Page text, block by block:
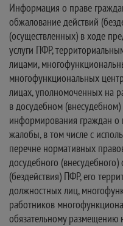
Информация о праве
обжалование действий
(осуществленных) в ходе
услуги ПФР,
лицами,
многофункциональных
лицах, уполномоченных на
в досудебном
информирования граждан о
жалобы, в том числе с
перечне нормативных
досудебного
(бездействия) ПФР, его
должностных лиц,
работников
обязательному размещению